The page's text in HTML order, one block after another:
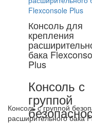
Консоль для
крепления
бака
Plus
Консоль с
группой
Консоль с группой
расширительного бака